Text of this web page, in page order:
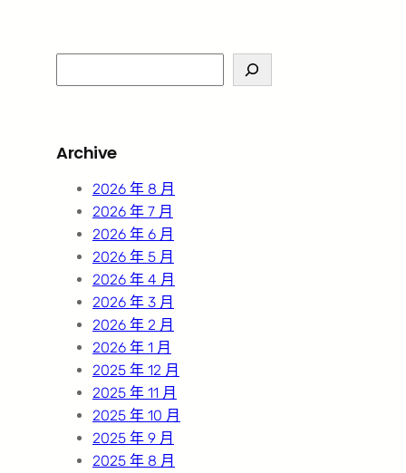
e
c
Archive
2026 年 8 月
2026 年 7 月
2026 年 6 月
2026 年 5 月
2026 年 4 月
2026 年 3 月
2026 年 2 月
2026 年 1 月
2025 年 12 月
2025 年 11 月
2025 年 10 月
2025 年 9 月
2025 年 8 月